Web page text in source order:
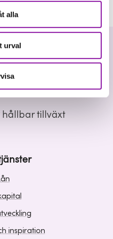
alla
urval
hållbar tillväxt
inspiration